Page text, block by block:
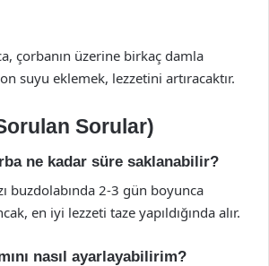
çorbanın üzerine birkaç damla
suyu eklemek, lezzetini artıracaktır.
Sorular)
ne kadar süre saklanabilir?
buzdolabında 2-3 gün boyunca
en iyi lezzeti taze yapıldığında alır.
nasıl ayarlayabilirim?